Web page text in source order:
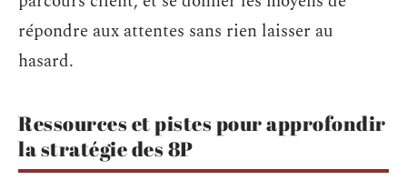
répondre aux attentes sans rien laisser au
hasard.
Ressources et pistes pour approfondir
la stratégie des 8P